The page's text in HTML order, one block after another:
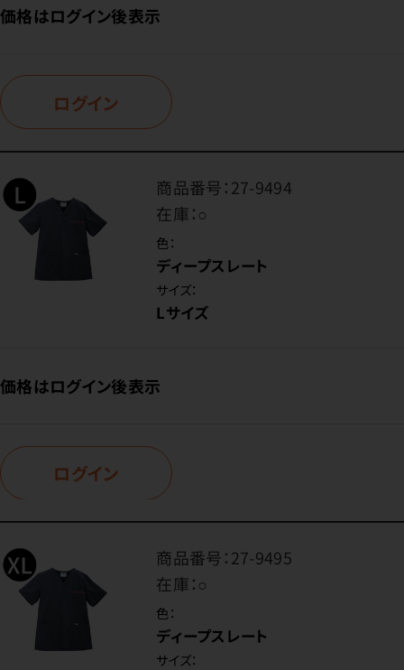
価格はログイン後表示
ログイン
商品番号：27-9494
在庫：○
色：
ディープスレート
サイズ：
Lサイズ
価格はログイン後表示
ログイン
商品番号：27-9495
在庫：○
色：
ディープスレート
サイズ：